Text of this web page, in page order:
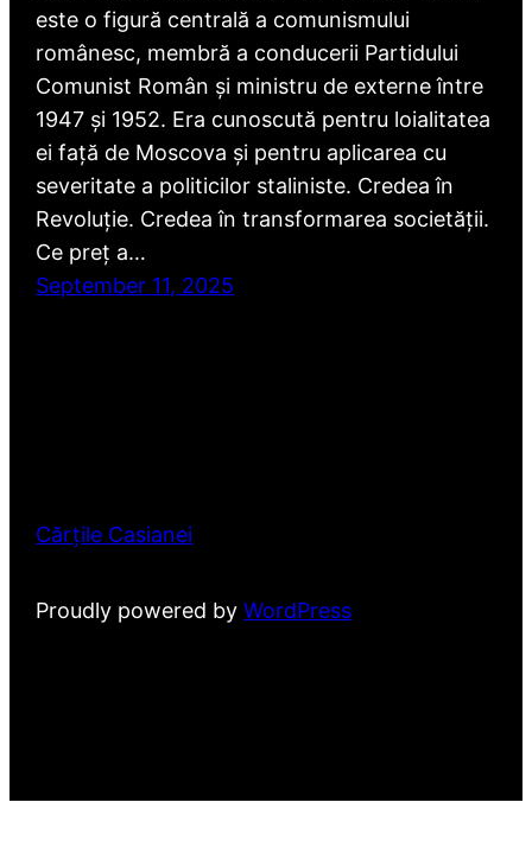
este o figură centrală a comunismului
românesc, membră a conducerii Partidului
Comunist Român și ministru de externe între
1947 și 1952. Era cunoscută pentru loialitatea
ei față de Moscova și pentru aplicarea cu
severitate a politicilor staliniste. Credea în
Revoluție. Credea în transformarea societății.
Ce preț a…
September 11, 2025
Cărțile Casianei
Proudly powered byWordPress